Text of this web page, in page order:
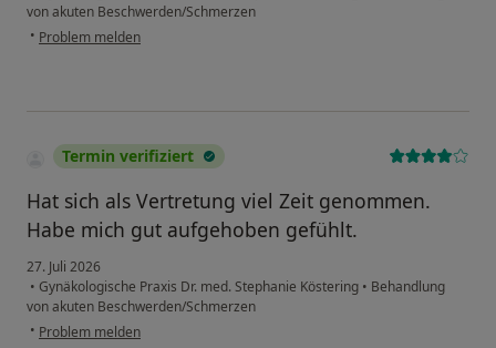
von akuten Beschwerden/Schmerzen
• Problem melden
Termin verifiziert
Hat sich als Vertretung viel Zeit genommen.
Habe mich gut aufgehoben gefühlt.
27. Juli 2026
• Gynäkologische Praxis Dr. med. Stephanie Köstering • Behandlung
von akuten Beschwerden/Schmerzen
• Problem melden